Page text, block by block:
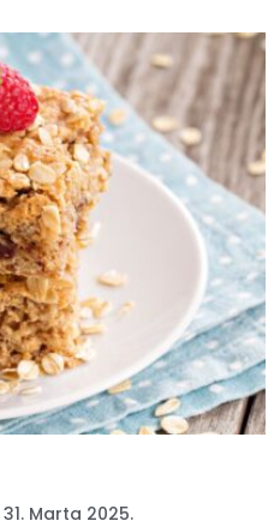
31. Marta 2025.